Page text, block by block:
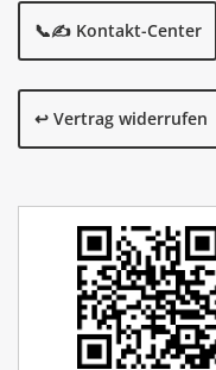
📞✍️ Kontakt-Center
↩️ Vertrag widerrufen